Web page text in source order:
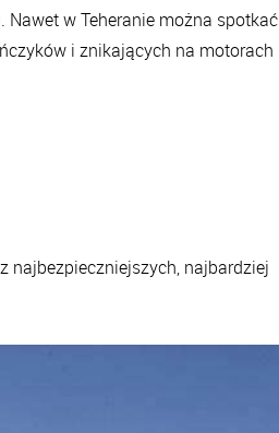
w Teheranie można spotkać
i znikających na motorach
najbezpieczniejszych, najbardziej